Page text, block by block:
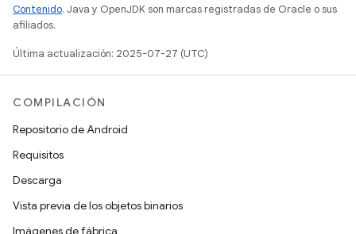
Contenido. Java y OpenJDK son marcas registradas de Oracle o sus
afiliados.
Última actualización: 2025-07-27 (UTC)
COMPILACIÓN
Repositorio de Android
Requisitos
Descarga
Vista previa de los objetos binarios
Imágenes de fábrica